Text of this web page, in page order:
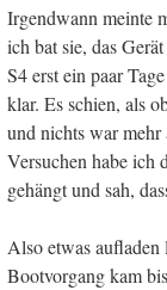
Irgendwann meinte
ich bat sie, das
S4 erst ein paar
klar. Es schien, als
und nichts war
Versuchen habe ich
gehängt und sah,
Also etwas aufladen
Bootvorgang kam